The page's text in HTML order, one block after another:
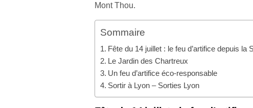
Mont Thou.
Sommaire
Fête du 14 juillet : le feu d’artifice depuis la
Le Jardin des Chartreux
Un feu d’artifice éco-responsable
Sortir à Lyon – Sorties Lyon